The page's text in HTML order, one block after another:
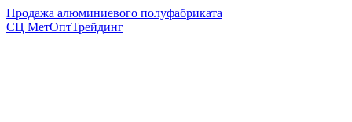
Продажа алюминиевого полуфабриката
СЦ МетОптТрейдинг